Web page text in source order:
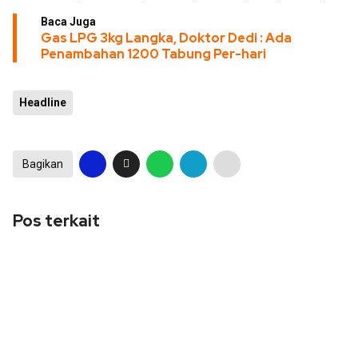
Baca Juga
Gas LPG 3kg Langka, Doktor Dedi : Ada
Penambahan 1200 Tabung Per-hari
Headline
Bagikan
Pos terkait